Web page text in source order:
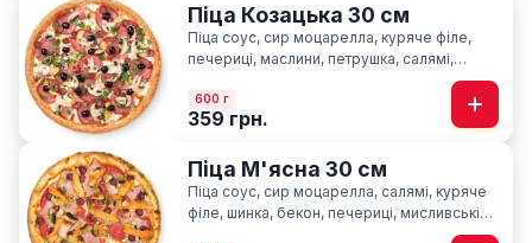
Піца Козацька 30 см
Піца соус, сир моцарелла, куряче філе,
печериці, маслини, петрушка, салямі,
600 г
359 грн.
Піца М'ясна 30 см
Піца соус, сир моцарелла, салямі, куряче
філе, шинка, бекон, печериці, мисливські